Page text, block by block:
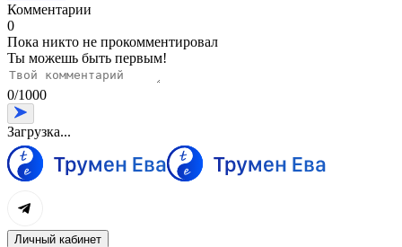
Комментарии
0
Пока никто не прокомментировал
Ты можешь быть первым!
0/1000
Загрузка...
Личный кабинет